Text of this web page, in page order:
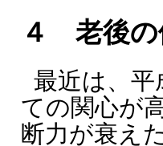
４ 老後の
最近は、平
ての関心が
断力が衰え